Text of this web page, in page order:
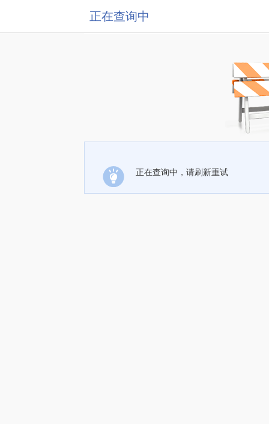
正在查询中
正在查询中，请刷新重试